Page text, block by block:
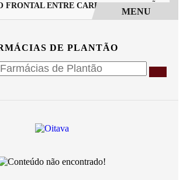
ENTRE CARRO E CAMINHÃO NA
MENU
DE PLANTÃO